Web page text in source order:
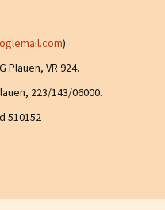
)
VR 924.
223/143/06000.
510152